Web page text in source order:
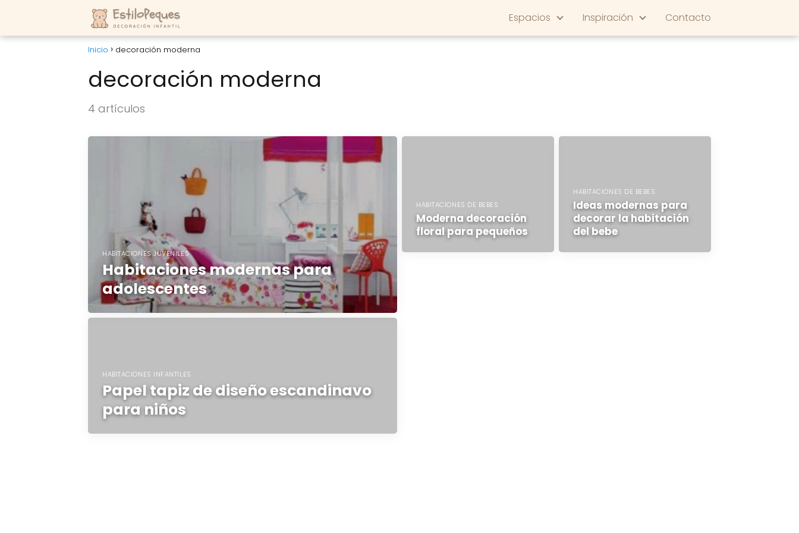
Espacios Inspiración Contacto
Inicio decoración moderna
decoración moderna
4 artículos
HABITACIONES JUVENILES
Habitaciones modernas para
adolescentes
HABITACIONES DE BEBES
Moderna decoración
floral para pequeños
HABITACIONES INFANTILES
Papel tapiz de diseño escandinavo
para niños
HABITACIONES DE BEBES
Ideas modernas para
decorar la habitación
del bebe